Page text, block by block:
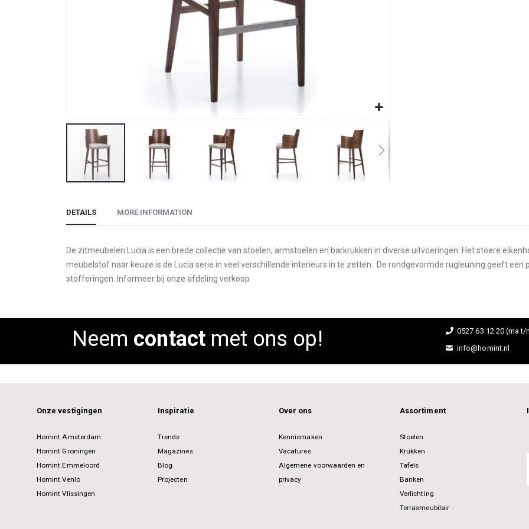
the
of
images
DETAILS
De zitmeubelen Lucia is een brede collectie van stoelen, armstoelen en barkrukken in diverse uitvoeringen. Het stoere
meubelstof naar keuze is de Lucia serie in veel verschillende interieurs in te zetten. De rondgevormde rugleuning geeft
stofferingen. Informeer bij onze afdeling verkoop
MORE INFORMATION
Neem contactmet ons op!
0527 63 12 20 (ma t/
info@homint.nl
Onze vestigingen
Homint Amsterdam
Homint Groningen
Homint Emmeloord
Homint Venlo
Homint Vlissingen
Inspiratie
Trends
Magazines
Blog
Projecten
Over ons
Kennismaken
Vacatures
Algemene voorwaarden en
privacy
Assortiment
Stoelen
Krukken
Tafels
Banken
Verlichting
Terrasmeubilair